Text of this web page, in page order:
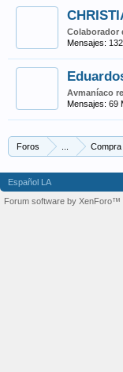
Colaborador
Mensajes: 132
Avmaníaco
Mensajes: 69
Foros Compra
Español LA
Forum software by XenForo™